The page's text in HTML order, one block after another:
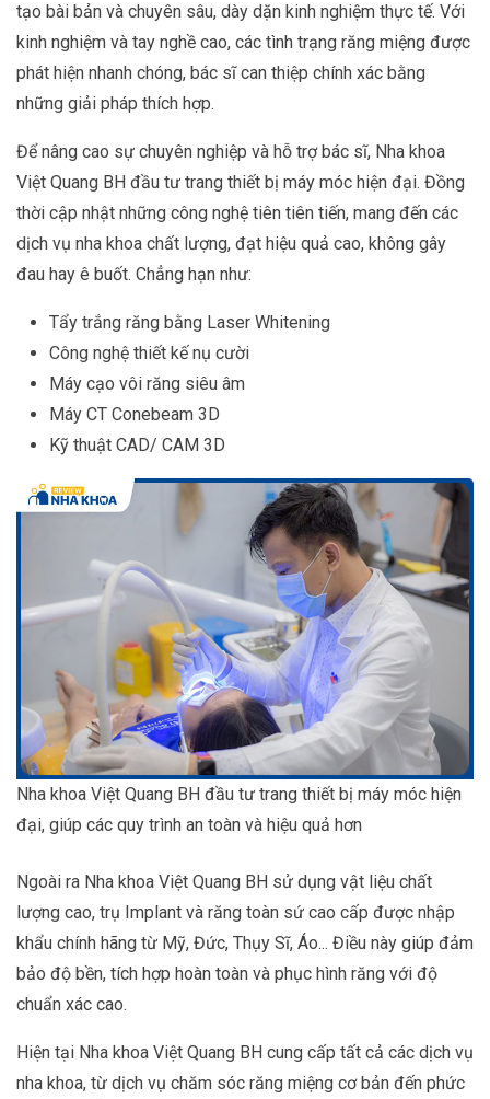
tạo bài bản và chuyên sâu, dày dặn kinh nghiệm thực tế. Với
kinh nghiệm và tay nghề cao, các tình trạng răng miệng được
phát hiện nhanh chóng, bác sĩ can thiệp chính xác bằng
những giải pháp thích hợp.
Để nâng cao sự chuyên nghiệp và hỗ trợ bác sĩ, Nha khoa
Việt Quang BH đầu tư trang thiết bị máy móc hiện đại. Đồng
thời cập nhật những công nghệ tiên tiên tiến, mang đến các
dịch vụ nha khoa chất lượng, đạt hiệu quả cao, không gây
đau hay ê buốt. Chẳng hạn như:
Tẩy trắng răng bằng Laser Whitening
Công nghệ thiết kế nụ cười
Máy cạo vôi răng siêu âm
Máy CT Conebeam 3D
Kỹ thuật CAD/ CAM 3D
Nha khoa Việt Quang BH đầu tư trang thiết bị máy móc hiện
đại, giúp các quy trình an toàn và hiệu quả hơn
Ngoài ra Nha khoa Việt Quang BH sử dụng vật liệu chất
lượng cao, trụ Implant và răng toàn sứ cao cấp được nhập
khẩu chính hãng từ Mỹ, Đức, Thụy Sĩ, Áo... Điều này giúp đảm
bảo độ bền, tích hợp hoàn toàn và phục hình răng với độ
chuẩn xác cao.
Hiện tại Nha khoa Việt Quang BH cung cấp tất cả các dịch vụ
nha khoa, từ dịch vụ chăm sóc răng miệng cơ bản đến phức